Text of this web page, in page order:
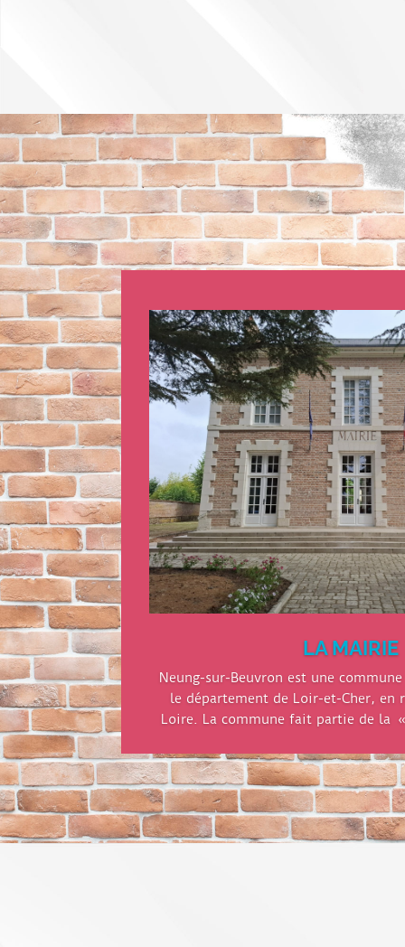
LA MAIRIE
Neung-sur-Beuvron est une
le département de Loir-et-Cher, en
Loire. La commune fait partie de la